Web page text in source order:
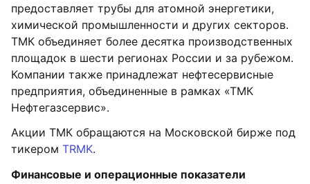
предоставляет трубы для атомной энергетики,
химической промышленности и других секторов.
ТМК объединяет более десятка производственных
площадок в шести регионах России и за рубежом.
Компании также принадлежат нефтесервисные
предприятия, объединенные в рамках «ТМК
Нефтегазсервис».
Акции ТМК обращаются на Московской бирже под
тикером TRMK.
Финансовые и операционные показатели